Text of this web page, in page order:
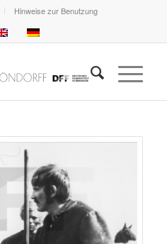
Hinweise zur Benutzung